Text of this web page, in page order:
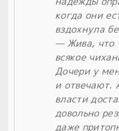
когда они
вздохнула
— Жива, что
всякое
Дочери у
и отвечают.
власти
довольно
даже